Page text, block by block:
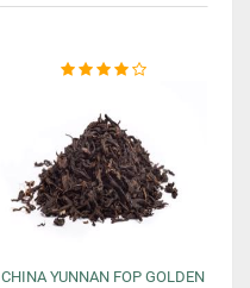
CHINA YUNNAN FOP GOLDEN